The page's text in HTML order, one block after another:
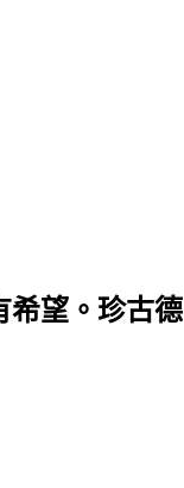
希望。珍古德